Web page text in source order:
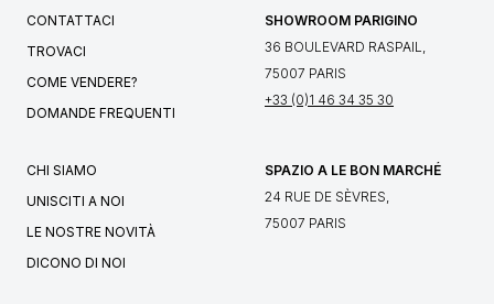
CONTATTACI
TROVACI
COME VENDERE?
DOMANDE FREQUENTI
SHOWROOM PARIGINO
36 BOULEVARD RASPAIL,
75007 PARIS
+33 (0)1 46 34 35 30
CHI SIAMO
UNISCITI A NOI
LE NOSTRE NOVITÀ
DICONO DI NOI
SPAZIO A LE BON MARCHÉ
24 RUE DE SÈVRES,
75007 PARIS